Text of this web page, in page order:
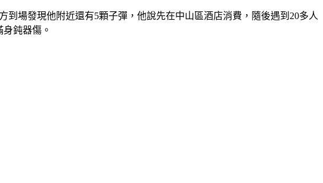
場發現他附近還有5顆子彈，他說先在中山區酒店消費，隨後遇到20多人
鈍器傷。